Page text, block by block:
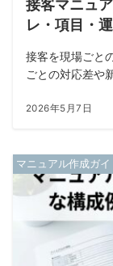
接客マニュ
レ・項目・
接客を現場ごと
ごとの対応差や
2026年5月7日
マニュアル作成ガイ